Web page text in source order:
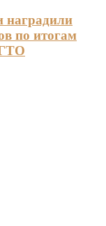
наградили
по итогам